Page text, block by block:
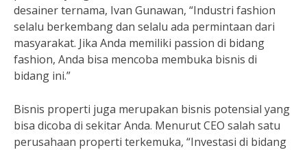
desainer ternama, Ivan Gunawan, “Industri fashion
selalu berkembang dan selalu ada permintaan dari
masyarakat. Jika Anda memiliki passion di bidang
fashion, Anda bisa mencoba membuka bisnis di
bidang ini.”
Bisnis properti juga merupakan bisnis potensial yang
bisa dicoba di sekitar Anda. Menurut CEO salah satu
perusahaan properti terkemuka, “Investasi di bidang